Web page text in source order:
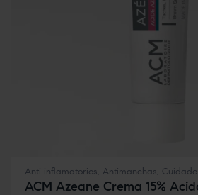
Anti inflamatorios, Antimanchas,
ACM Azeane Crema 15%